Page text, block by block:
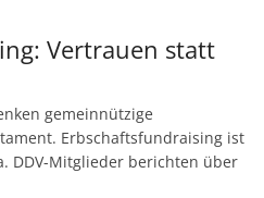
Vertrauen statt
gemeinnützige
Erbschaftsfundraising ist
DDV-Mitglieder berichten über